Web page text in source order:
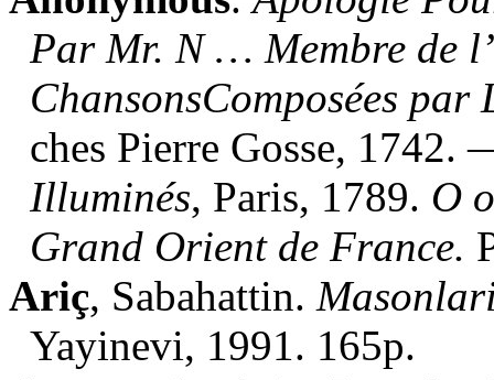
Par Mr. N … Membre de
ChansonsComposées
ches Pierre Gosse,
Illuminés, Paris, 1789. O
Grand Orient de France.
Ariç, Sabahattin.
Yayinevi, 1991. 165p.